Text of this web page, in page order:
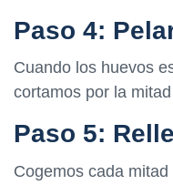
Paso 4:
Cuando los huevos
cortamos por la
Paso 5:
Cogemos cada